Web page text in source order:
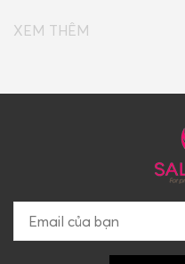
XEM THÊM